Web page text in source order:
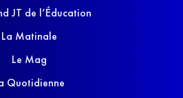
JT de l’Éducation
La Matinale
Le Mag
Quotidienne